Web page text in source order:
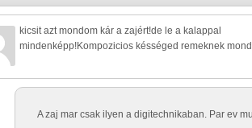
kicsit azt mondom kár a zajért!de le a kalappal
mindenképp!Kompozicios késséged remeknek
A zaj mar csak ilyen a digitechnikaban. Par ev